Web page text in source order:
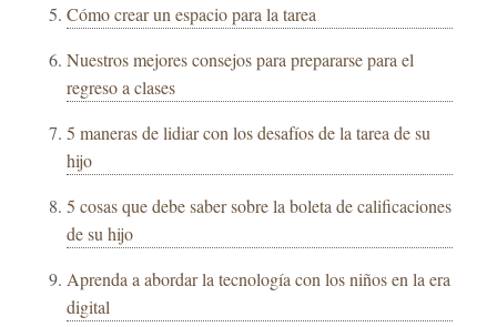
Cómo crear un espacio para la tarea
Nuestros mejores consejos para prepararse para el
regreso a clases
5 maneras de lidiar con los desafíos de la tarea de su
hijo
5 cosas que debe saber sobre la boleta de calificaciones
de su hijo
Aprenda a abordar la tecnología con los niños en la era
digital